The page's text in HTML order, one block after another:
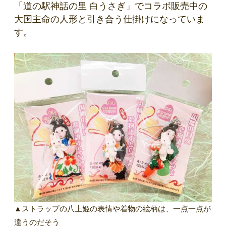
「道の駅神話の里 白うさぎ」でコラボ販売中の
大国主命の人形と引き合う仕掛けになっていま
す。
▲ストラップの八上姫の表情や着物の絵柄は、一点一点が
違うのだそう